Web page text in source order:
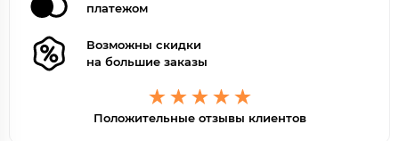
платежом
Возможны скидки
на большие заказы
Положительные отзывы клиентов